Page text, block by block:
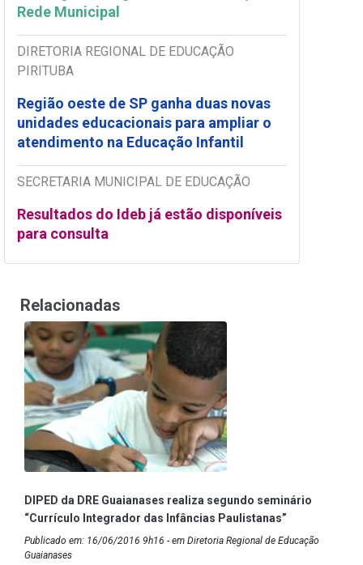
Rede Municipal
DIRETORIA REGIONAL DE EDUCAÇÃO
PIRITUBA
Região oeste de SP ganha duas novas
unidades educacionais para ampliar o
atendimento na Educação Infantil
SECRETARIA MUNICIPAL DE EDUCAÇÃO
Resultados do Ideb já estão disponíveis
para consulta
Relacionadas
DIPED da DRE Guaianases realiza segundo seminário
“Currículo Integrador das Infâncias Paulistanas”
Publicado em: 16/06/2016 9h16 - em Diretoria Regional de Educação
Guaianases